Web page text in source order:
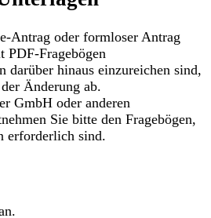
Antrag oder formloser Antrag
PDF-Fragebögen
darüber hinaus einzureichen sind,
Änderung ab.
GmbH oder anderen
Sie bitte den Fragebögen,
erforderlich sind.